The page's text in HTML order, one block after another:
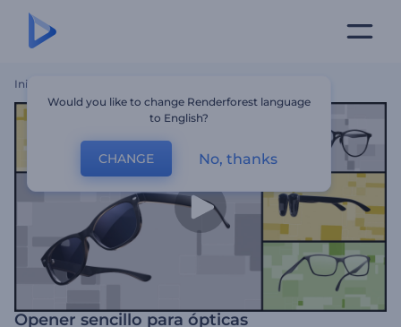
Inicio
Opener sencillo para ópticas
Would you like to change Renderforest language
to English?
CHANGE No, thanks